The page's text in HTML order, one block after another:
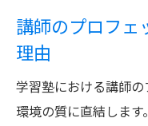
講師のプロフェ
理由
学習塾における講師
環境の質に直結しま